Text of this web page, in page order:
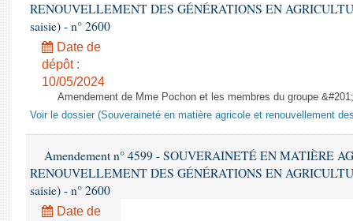
RENOUVELLEMENT DES GÉNÉRATIONS EN
saisie) - n° 2600
Date de
dépôt :
10/05/2024
Amendement de Mme Pochon et les membres du groupe
Voir le dossier (Souveraineté en matière agricole et renouvellement
Amendement n° 4599 - SOUVERAINETÉ EN MATIÈRE
RENOUVELLEMENT DES GÉNÉRATIONS EN
saisie) - n° 2600
Date de